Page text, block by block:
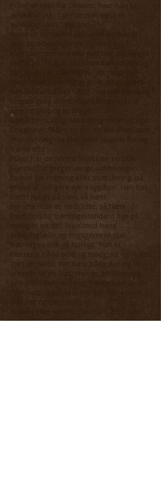
Poker er købt fra Serbien, hvor han er
avlskåret (AK) ligesom han også er
avlskåret i SV i Tyskland.
Poker er en HANHUND, med tonsvis af
drift og arbejdsglæde, og med en
stamtavle der vist ikke kan blie ret meget
bedre :-) . Han er ekstremt kampstærk og
han giver sig selv 100 % i alt hvad han
laver, med faste. tørre greb, og så bider
han helt afsindigt hårdt ! Han er social og
omgængelig uden nogen tendenser til
aggresivitet, og er meget
samarbejdsvillig. MAn fornemmer at lige
under overfladen er der en del alvor, som
man selvfølgelig skal have respekt for, og
træne efter.
Poker har desværre stået i en serbisk
hundegård meget længe, uden nogen
former for træning eller stimulering, på
grund af tidligere ejers sygdom. Han har
slæbt rundt på sten, så hans
hjrnetænder er nedslidte, så hans
kondition og træningsstandard lige pt.
mangler en del. Men med hans
arbejdsglæde og engagement skal
træningen nok gå hurtigt. Han er
ekstremt både bold og madglad, og virker
som en hund, der bare både kan og vil
arbejde solen sort. Han er fuldstændig
upåvirket over miljø og fremmede steder
i det hele taget, selv om det ikke er det,
han har oplevet mest af.
Inden Poker kom til Danmark, blev han
tjekket i hoved og r.. inklusiv nye HD og